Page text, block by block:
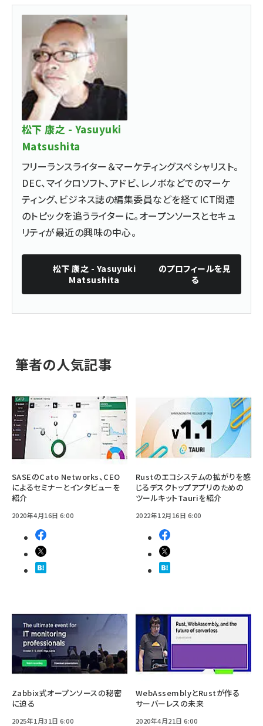
松下 康之 - Yasuyuki
Matsushita
フリーランスライター＆マーケティングスペシャリスト。
DEC、マイクロソフト、アドビ、レノボなどでのマーケ
ティング、ビジネス誌の編集委員などを経てICT関連
のトピックを追うライターに。オープンソースとセキュ
リティが最近の興味の中心。
松下 康之 - Yasuyuki
Matsushita
のプロフィールを見
る
筆者の人気記事
SASEのCato Networks、CEO
によるセミナーとインタビューを
紹介
2020年4月16日 6:00
Rustのエコシステムの拡がりを感
じるデスクトップアプリのための
ツールキットTauriを紹介
2022年12月16日 6:00
Zabbix式オープンソースの秘密
に迫る
2025年1月31日 6:00
WebAssemblyとRustが作る
サーバーレスの未来
2020年4月21日 6:00